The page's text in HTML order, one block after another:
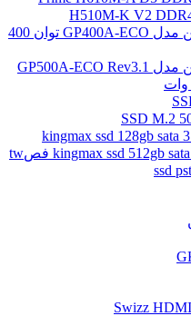
منبع تغذیه کامپیوتر گرین مدل GP400A-ECO توان 400
منبع تغذیه کامپیوتر گرین مدل GP500A-ECO Rev3.1